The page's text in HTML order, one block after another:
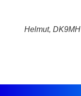
Helmut, DK9MH